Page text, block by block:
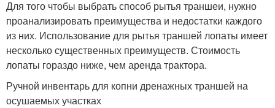
Для того чтобы выбрать способ рытья траншеи, нужно
проанализировать преимущества и недостатки каждого
из них. Использование для рытья траншей лопаты имеет
несколько существенных преимуществ. Стоимость
лопаты гораздо ниже, чем аренда трактора.
Ручной инвентарь для копни дренажных траншей на
осушаемых участках